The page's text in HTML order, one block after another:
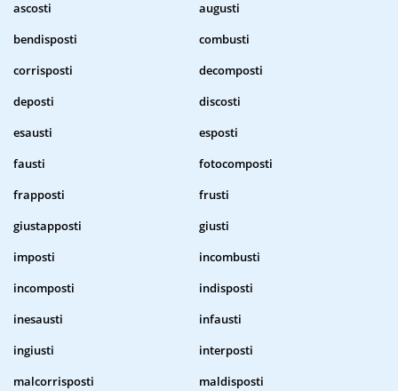
ascosti
augusti
bendisposti
combusti
corrisposti
decomposti
deposti
discosti
esausti
esposti
fausti
fotocomposti
frapposti
frusti
giustapposti
giusti
imposti
incombusti
incomposti
indisposti
inesausti
infausti
ingiusti
interposti
malcorrisposti
maldisposti